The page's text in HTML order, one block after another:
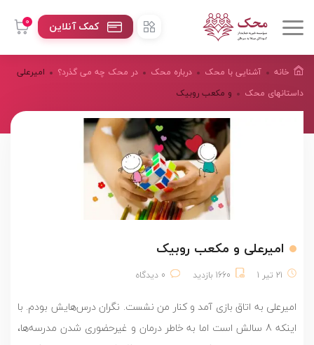
0 کمک آنلاین
خانه آشنایی با محک درباره محک
در محک چه می گذرد؟
داستانهای محک
امیرعلی
و مکعب روبیک
امیرعلی و مکعب روبیک
21 تیر 1 1660 بازدید 0 دیدگاه
امیرعلی به اتاق بازی آمد و کنار من نشست. نگران درس‌هایش بودم. با
اینکه 8 سالش است اما به خاطر درمان و غیرحضوری شدن مدرسه‌ها،